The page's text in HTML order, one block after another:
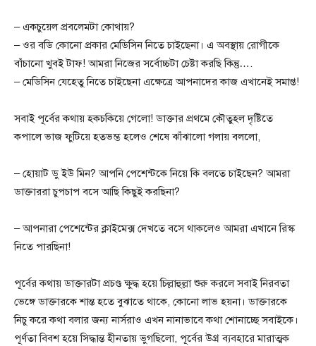
– একচুয়েল প্রবলেমটা কোথায়?
– ওর বডি কোনো প্রকার মেডিসিন নিতে চাইছেনা। এ অবস্থায় রোগীকে
বাঁচানো খুবই টাফ! আমরা নিজের সর্বোচ্চটা চেষ্টা করছি কিন্তু….
– মেডিসিন যেহেতু নিতে চাইছেনা এক্ষেত্রে আপনাদের কাজ এখানেই সমাপ্ত!
সবাই পূর্বের কথায় হকচকিয়ে গেলো! ডাক্তার প্রথমে কৌতুহল দৃষ্টিতে
কপালে ভাজ ফুটিয়ে হতভম্ভ হলেও শেষে ঝাঁঝালো গলায় বললো,
– হোয়াট ডু ইউ মিন? আপনি পেশেন্টকে নিয়ে কি বলতে চাইছেন? আমরা
ডাক্তাররা চুপচাপ বসে আছি কিছুই করছিনা?
– আপনারা পেশেন্টের ক্লাইমেক্স দেখতে বসে থাকলেও আমরা এখানে রিস্ক
নিতে পারছিনা!
পূর্বের কথায় ডাক্তারটা প্রচণ্ড ক্ষুদ্ধ হয়ে চিল্লাহুল্লা শুরু করলে সবাই নিরবতা
ভেঙ্গে ডাক্তারকে শান্ত হতে বুঝাতে থাকে, কোনো লাভ হয়না। ডাক্তারকে
নিচু করে কথা বলার জন্য নার্সরাও এখন নানাভাবে কথা শোনাচ্ছে সবাইকে।
পূর্ণতা বিবশ হয়ে সিদ্ধান্ত হীনতায় ভুগছিলো, পূর্বের উগ্র ব্যবহারে মারাত্মক